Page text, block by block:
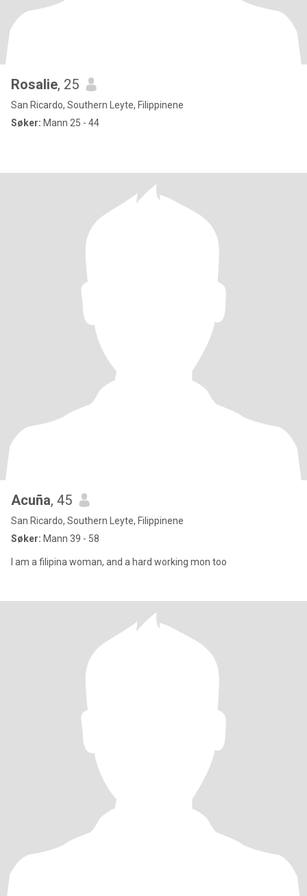
Rosalie, 25
San Ricardo, Southern Leyte, Filippinene
Søker: Mann 25 - 44
Acuña, 45
San Ricardo, Southern Leyte, Filippinene
Søker: Mann 39 - 58
I am a filipina woman, and a hard working mon too